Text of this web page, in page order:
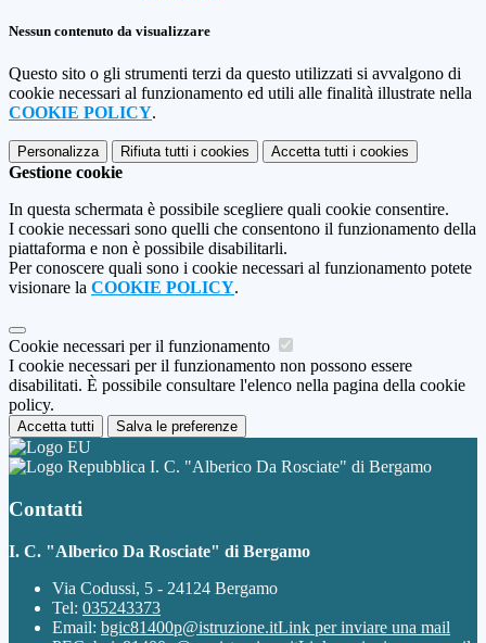
Nessun contenuto da visualizzare
Questo sito o gli strumenti terzi da questo utilizzati si avvalgono di
cookie necessari al funzionamento ed utili alle finalità illustrate nella
COOKIE POLICY.
Personalizza Rifiuta tutti i cookies Accetta tutti i cookies
Gestione cookie
In questa schermata è possibile scegliere quali cookie consentire.
I cookie necessari sono quelli che consentono il funzionamento della
piattaforma e non è possibile disabilitarli.
Per conoscere quali sono i cookie necessari al funzionamento potete
visionare la COOKIE POLICY.
Cookie necessari per il funzionamento
I cookie necessari per il funzionamento non possono essere
disabilitati. È possibile consultare l'elenco nella pagina della cookie
policy.
Accetta tutti Salva le preferenze
I. C. "Alberico Da Rosciate" di Bergamo
Contatti
I. C. "Alberico Da Rosciate" di Bergamo
Via Codussi, 5 - 24124 Bergamo
Tel: 035243373
Email: bgic81400p@istruzione.itLink per inviare una mail